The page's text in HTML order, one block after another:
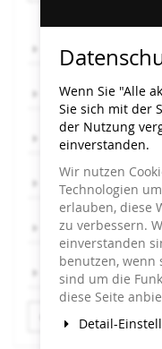
Mo, 8.9.
Mi, 10.9.
Do, 11.9.
Fr, 12.9.
Sa, 13.9.
So, 14.9.
Wenn Sie "Alle
Sie sich mit der
der Nutzung
einverstanden.
Wir nutzen
Technologien
erlauben, diese
zu verbessern.
einverstanden
benutzen, wenn
sind um die
diese Seite
Detail-